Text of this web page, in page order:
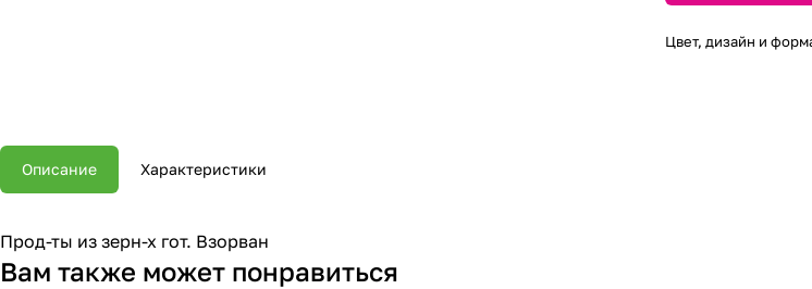
Цвет, дизайн и
Описание Характеристики
Прод-ты из зерн-х гот. Взорван
Вам также может понравиться